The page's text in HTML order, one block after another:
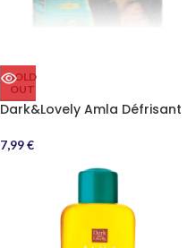
SOLD
OUT
Dark&Lovely Amla Défrisant
7,99€